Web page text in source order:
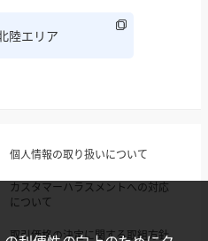
陸エリア
個人情報の取り扱いについて
カスタマーハラスメントへの対応
について
取引価格の決定に関する取組方針